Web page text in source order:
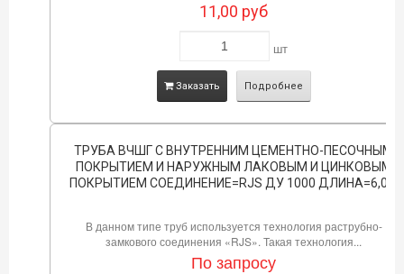
11,00 руб
шт
Заказать Подробнее
ТРУБА ВЧШГ С ВНУТРЕННИМ ЦЕМЕНТНО-ПЕСОЧНЫМ
ПОКРЫТИЕМ И НАРУЖНЫМ ЛАКОВЫМ И ЦИНКОВЫМ
ПОКРЫТИЕМ СОЕДИНЕНИЕ=RJS ДУ 1000 ДЛИНА=6,0М
В данном типе труб используется технология раструбно-
замкового соединения «RJS». Такая технология...
По запросу